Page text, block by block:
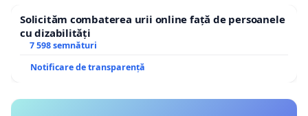
Solicităm combaterea urii online față de persoanele
cu dizabilități
7 598 semnături
Notificare de transparență